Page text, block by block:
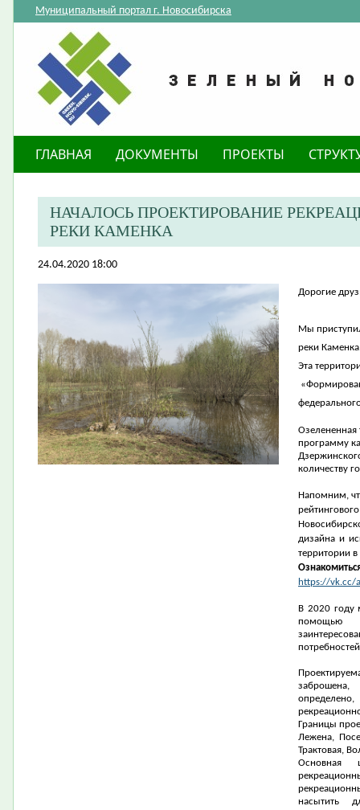
Муниципальный портал г. Новосибирска
ГЛАВНАЯ ДОКУМЕНТЫ ПРОЕКТЫ
НАЧАЛОСЬ ПРОЕКТИРОВАНИЕ
РЕКИ КАМЕНКА
24.04.2020 18:00
Дорогие
Мы
реки
Эта
Озелененная
программу
количеству
Напомним,
дизайна и
территории
https://vk.cc/
В 2020 году
помощью
Границы
Лежена,
Трактовая,
Основная
насытить